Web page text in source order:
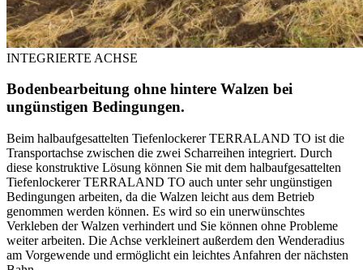
INTEGRIERTE ACHSE
Bodenbearbeitung ohne hintere Walzen bei
ungünstigen Bedingungen.
Beim halbaufgesattelten Tiefenlockerer TERRALAND TO ist die
Transportachse zwischen die zwei Scharreihen integriert. Durch
diese konstruktive Lösung können Sie mit dem halbaufgesattelten
Tiefenlockerer TERRALAND TO auch unter sehr ungünstigen
Bedingungen arbeiten, da die Walzen leicht aus dem Betrieb
genommen werden können. Es wird so ein unerwünschtes
Verkleben der Walzen verhindert und Sie können ohne Probleme
weiter arbeiten. Die Achse verkleinert außerdem den Wenderadius
am Vorgewende und ermöglicht ein leichtes Anfahren der nächsten